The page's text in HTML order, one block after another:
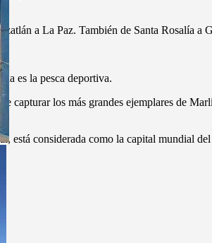
a La Paz. También de Santa Rosalía a
es la pesca deportiva.
capturar los más grandes ejemplares de
está considerada como la capital mundial